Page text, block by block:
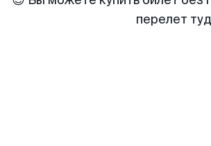
перелет